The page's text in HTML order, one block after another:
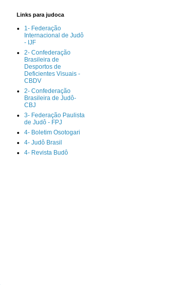
Links para judoca
1- Federação
Internacional de Judô
- IJF
2- Confederação
Brasileira de
Desportos de
Deficientes Visuais -
CBDV
2- Confederação
Brasileira de Judô-
CBJ
3- Federação Paulista
de Judô - FPJ
4- Boletim Osotogari
4- Judô Brasil
4- Revista Budô